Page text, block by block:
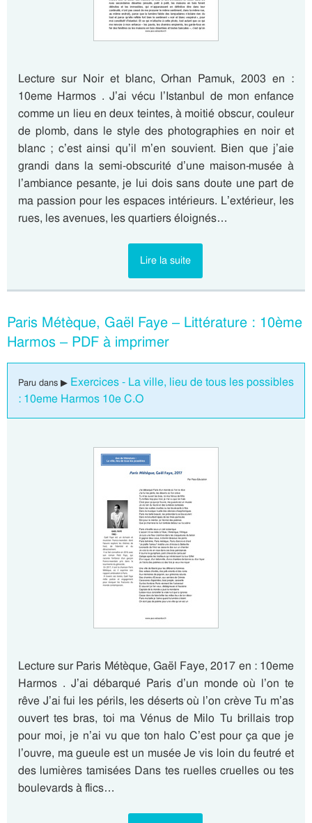
Lecture sur Noir et blanc, Orhan Pamuk, 2003 en :
10eme Harmos . J’ai vécu l’Istanbul de mon enfance
comme un lieu en deux teintes, à moitié obscur, couleur
de plomb, dans le style des photographies en noir et
blanc ; c’est ainsi qu’il m’en souvient. Bien que j’aie
grandi dans la semi-obscurité d’une maison-musée à
l’ambiance pesante, je lui dois sans doute une part de
ma passion pour les espaces intérieurs. L’extérieur, les
rues, les avenues, les quartiers éloignés…
Lire la suite
Paris Métèque, Gaël Faye – Littérature : 10ème
Harmos – PDF à imprimer
Paru dans ▶ Exercices - La ville, lieu de tous les possibles
: 10eme Harmos 10e C.O
Lecture sur Paris Métèque, Gaël Faye, 2017 en : 10eme
Harmos . J’ai débarqué Paris d’un monde où l’on te
rêve J’ai fui les périls, les déserts où l’on crève Tu m’as
ouvert tes bras, toi ma Vénus de Milo Tu brillais trop
pour moi, je n’ai vu que ton halo C’est pour ça que je
l’ouvre, ma gueule est un musée Je vis loin du feutré et
des lumières tamisées Dans tes ruelles cruelles ou tes
boulevards à flics…